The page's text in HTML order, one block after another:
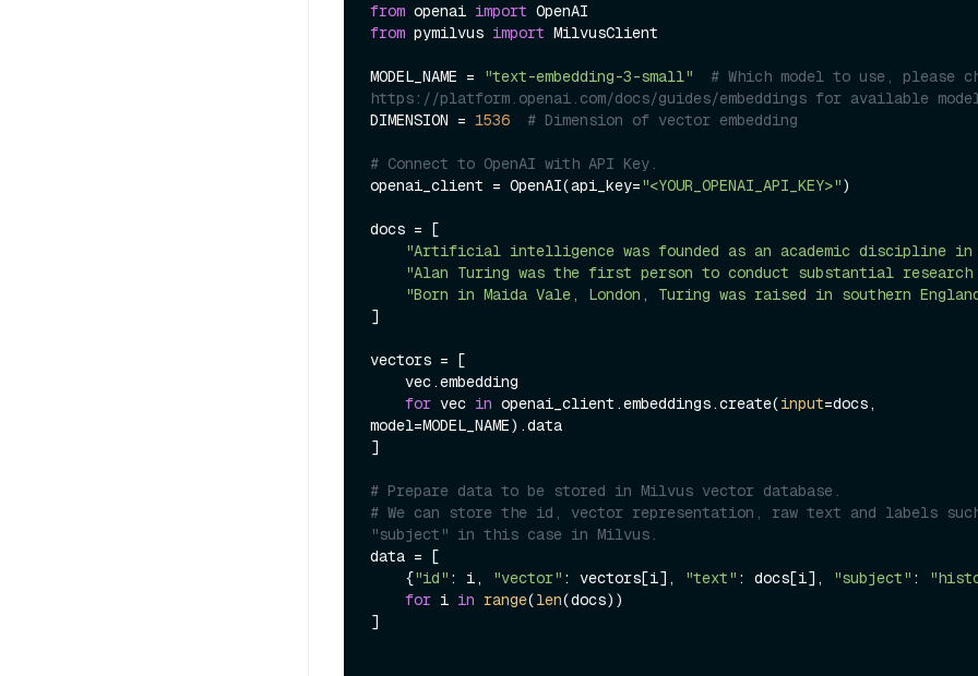
from openai import
from pymilvus import MilvusClient
MODEL_NAME = "text-embedding-3-small"
# Which model to use, please
https://platform.openai.com/docs/guides/embeddings for available
DIMENSION = 1536 # Dimension of vector embedding
# Connect to OpenAI with API Key.
openai_client = OpenAI(api_key="<YOUR_OPENAI_API_KEY>")
docs = [
"Artificial intelligence was founded as an academic discipline in
"Alan Turing was the first person to conduct substantial
"Born in Maida Vale, London, Turing was raised in southern
]
vectors = [
for vec in openai_client.embeddings.create(input=docs,
model=MODEL_NAME).data
]
# Prepare data to be stored in Milvus vector database.
# We can store the id, vector representation, raw text and labels
"subject" in this case in Milvus.
data = [
    {
"id" : i, "vector" : vectors[i], "text" : docs[i], "subject" :
for i in range(len(docs))
]